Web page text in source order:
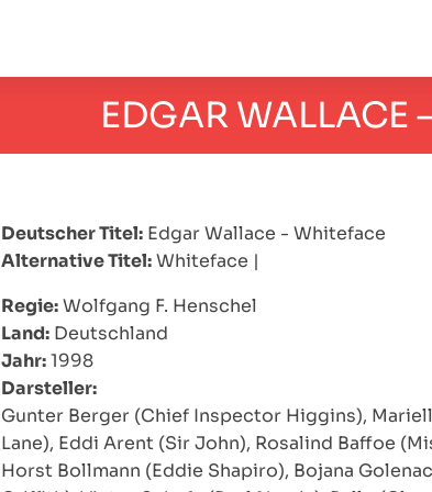
EDGAR WALLACE
Deutscher Titel: Edgar Wallace - Whiteface
Alternative Titel: Whiteface |
Regie:Wolfgang F. Henschel
Land: Deutschland
Jahr:1998
Darsteller:
Gunter Berger (Chief Inspector Higgins),
Lane), Eddi Arent (Sir John), Rosalind Baffoe
Horst Bollmann (Eddie Shapiro), Bojana